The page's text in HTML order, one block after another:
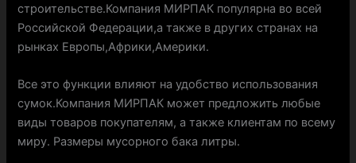
строительстве.Компания МИРПАК популярна во всей
Российской Федерации,а также в других странах на
рынках Европы,Африки,Америки.
Все это функции влияют на удобство использования
сумок.Компания МИРПАК может предложить любые
виды товаров покупателям, а также клиентам по всему
миру. Размеры мусорного бака литры.